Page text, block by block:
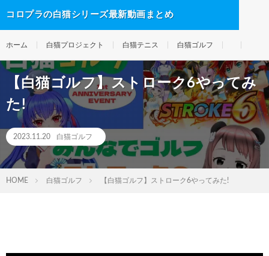
コロプラの白猫シリーズ最新動画まとめ
ホーム 白猫プロジェクト 白猫テニス 白猫ゴルフ
【白猫ゴルフ】ストローク6やってみ
た!
2023.11.20 白猫ゴルフ
HOME 白猫ゴルフ 【白猫ゴルフ】ストローク6やってみた!